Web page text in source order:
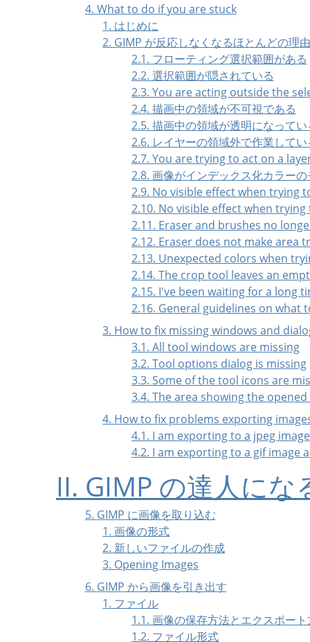
4. What to do if you are stuck
1. はじめに
2. GIMP が反応しなくなるほとんどの理
2.1. フローティング選択範囲がある
2.2. 選択範囲が隠されている
2.3. You are acting outside the
2.4. 描画中の領域が不可視である
2.5. 描画中の領域が透明になってい
2.6. レイヤーの領域外で作業してい
2.7. You are trying to act on a
2.8. 画像がインデックス化カラー
2.9. No visible effect when trying
2.10. No visible effect when
2.11. Eraser and brushes no
2.12. Eraser does not make area
2.13. Unexpected colors when
2.14. The crop tool leaves an
2.15. I've been waiting for a long
2.16. General guidelines on what
3. How to fix missing windows and
3.1. All tool windows are missing
3.2. Tool options dialog is missing
3.3. Some of the tool icons are
3.4. The area showing the
4. How to fix problems exporting
4.1. I am exporting to a jpeg
4.2. I am exporting to a gif image
II. GIMP の達人にな
5. GIMP に画像を取り込む
1. 画像の形式
2. 新しいファイルの作成
3. Opening Images
6. GIMP から画像を引き出す
1. ファイル
1.1. 画像の保存方法とエクスポー
1.2. ファイル形式